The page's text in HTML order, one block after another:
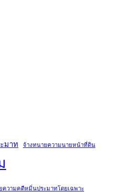
มาท จ้างทนายความนายหน้าที่ดิน
ความคดีหมิ่นประมาทโดยเฉพาะ